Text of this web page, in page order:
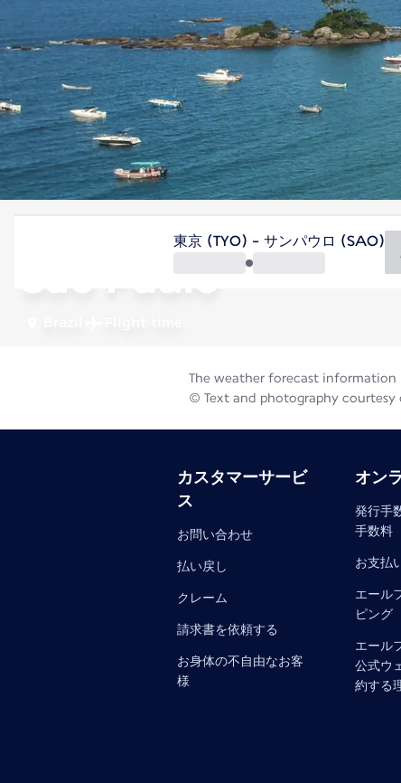
São Paulo
東京 (TYO) - サンパウロ (SAO)
The weather forecast
© Text and photography courtesy
カスタマーサービ
ス
お問い合わせ
払い戻し
クレーム
請求書を依頼する
お身体の不自由なお客
様
オン
発行手
手数料
お支払
エール
ピング
エール
公式ウ
約する